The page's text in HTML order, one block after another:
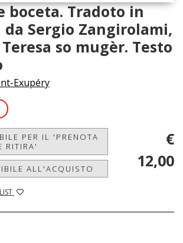
boceta. Tradoto in
da Sergio Zangirolami,
so mugèr. Testo
Exupéry
PER IL 'PRENOTA
RITIRA'
ALL'ACQUISTO
€
12,00